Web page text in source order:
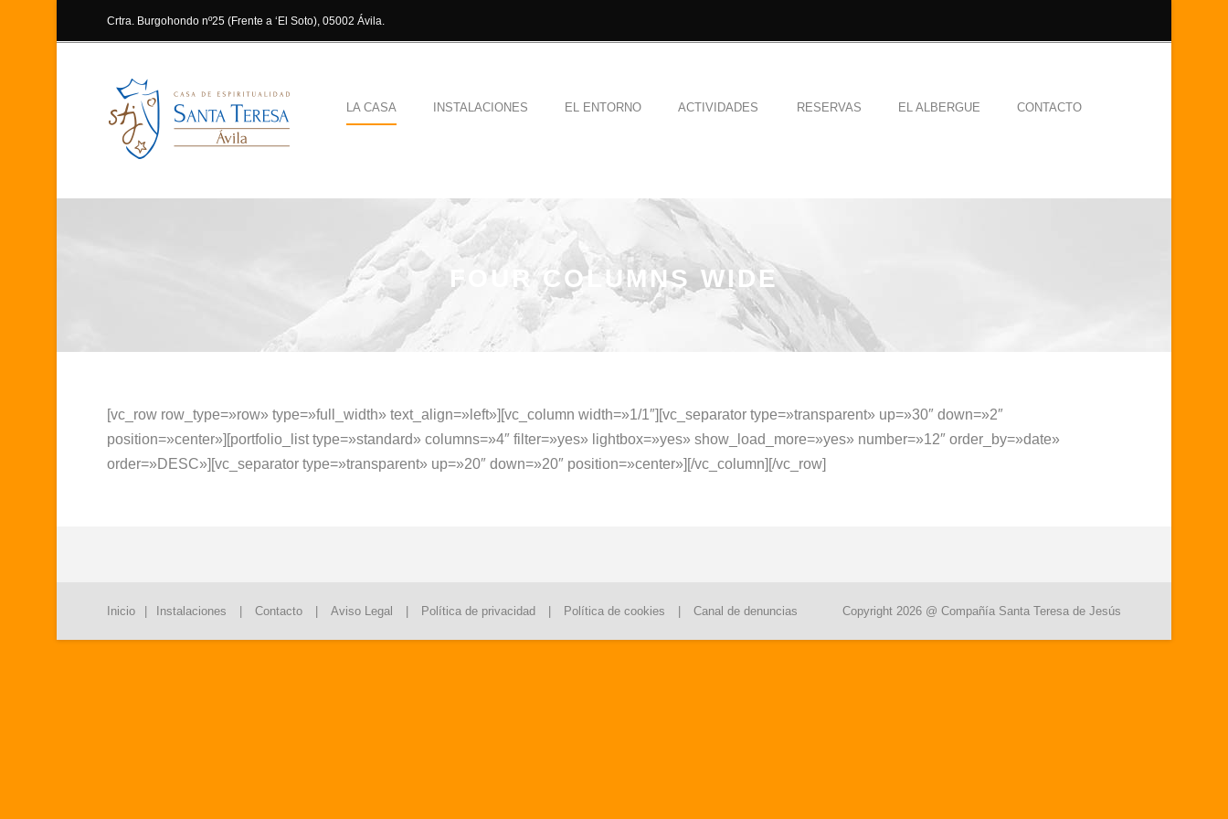
Crtra. Burgohondo nº25 (Frente a ‘El Soto), 05002 Ávila.
LA CASA INSTALACIONES EL ENTORNO ACTIVIDADES RESERVAS EL ALBERGUE CONTACTO
FOUR COLUMNS WIDE
[vc_row row_type=»row» type=»full_width» text_align=»left»][vc_column width=»1/1″][vc_separator type=»transparent» up=»30″ down=»2″
position=»center»][portfolio_list type=»standard» columns=»4″ filter=»yes» lightbox=»yes» show_load_more=»yes» number=»12″ order_by=»date»
order=»DESC»][vc_separator type=»transparent» up=»20″ down=»20″ position=»center»][/vc_column][/vc_row]
Inicio Instalaciones Contacto Aviso Legal Política de privacidad Política de cookies Canal de denuncias Copyright 2026 @ Compañía Santa Teresa de Jesús